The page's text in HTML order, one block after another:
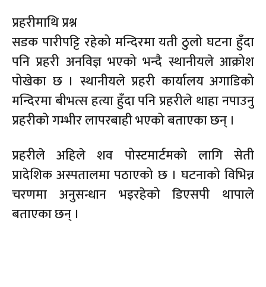
प्रहरीमाथि प्रश्न
सडक पारीपट्टि रहेको मन्दिरमा यती ठुलो घटना हुँदा
पनि प्रहरी अनविज्ञ भएको भन्दै स्थानीयले आक्रोश
पोखेका छ । स्थानीयले प्रहरी कार्यालय अगाडिको
मन्दिरमा बीभत्स हत्या हुँदा पनि प्रहरीले थाहा नपाउनु
प्रहरीको गम्भीर लापरबाही भएको बताएका छन् ।
प्रहरीले अहिले शव पोस्टमार्टमको लागि सेती
प्रादेशिक अस्पतालमा पठाएको छ । घटनाको विभिन्न
चरणमा अनुसन्धान भइरहेको डिएसपी थापाले
बताएका छन् ।